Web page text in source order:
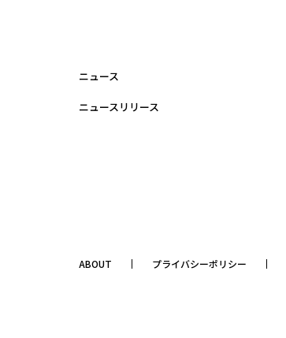
ニュース
ニュースリリース
ABOUT プライバシーポリシー